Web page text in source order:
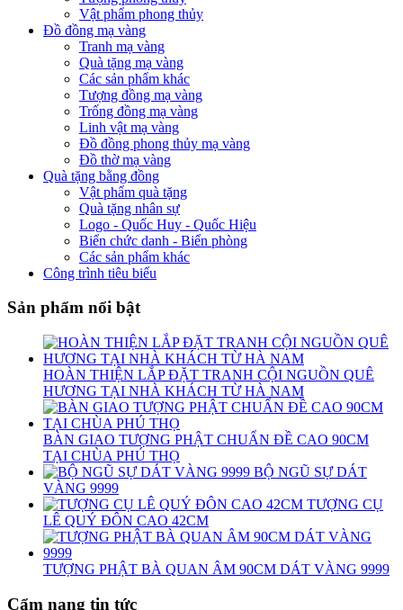
Vật phẩm phong thủy
Đồ đồng mạ vàng
Tranh mạ vàng
Quà tặng mạ vàng
Các sản phẩm khác
Tượng đồng mạ vàng
Trống đồng mạ vàng
Linh vật mạ vàng
Đồ đồng phong thủy mạ vàng
Đồ thờ mạ vàng
Quà tặng bằng đồng
Vật phẩm quà tặng
Quà tặng nhân sự
Logo - Quốc Huy - Quốc Hiệu
Biển chức danh - Biển phòng
Các sản phẩm khác
Công trình tiêu biểu
Sản phẩm nổi bật
HOÀN THIỆN LẮP ĐẶT TRANH CỘI NGUỒN QUÊ
HƯƠNG TẠI NHÀ KHÁCH TỪ HÀ NAM
BÀN GIAO TƯỢNG PHẬT CHUẨN ĐỀ CAO 90CM
TẠI CHÙA PHÚ THỌ
BỘ NGŨ SỰ DÁT
VÀNG 9999
TƯỢNG CỤ
LÊ QUÝ ĐÔN CAO 42CM
TƯỢNG PHẬT BÀ QUAN ÂM 90CM DÁT VÀNG 9999
Cẩm nang tin tức